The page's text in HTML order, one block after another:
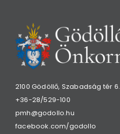
2100 Gödöllő, Szabadság tér 6.
+36-28/529-100
pmh@godollo.hu
facebook.com/godollo